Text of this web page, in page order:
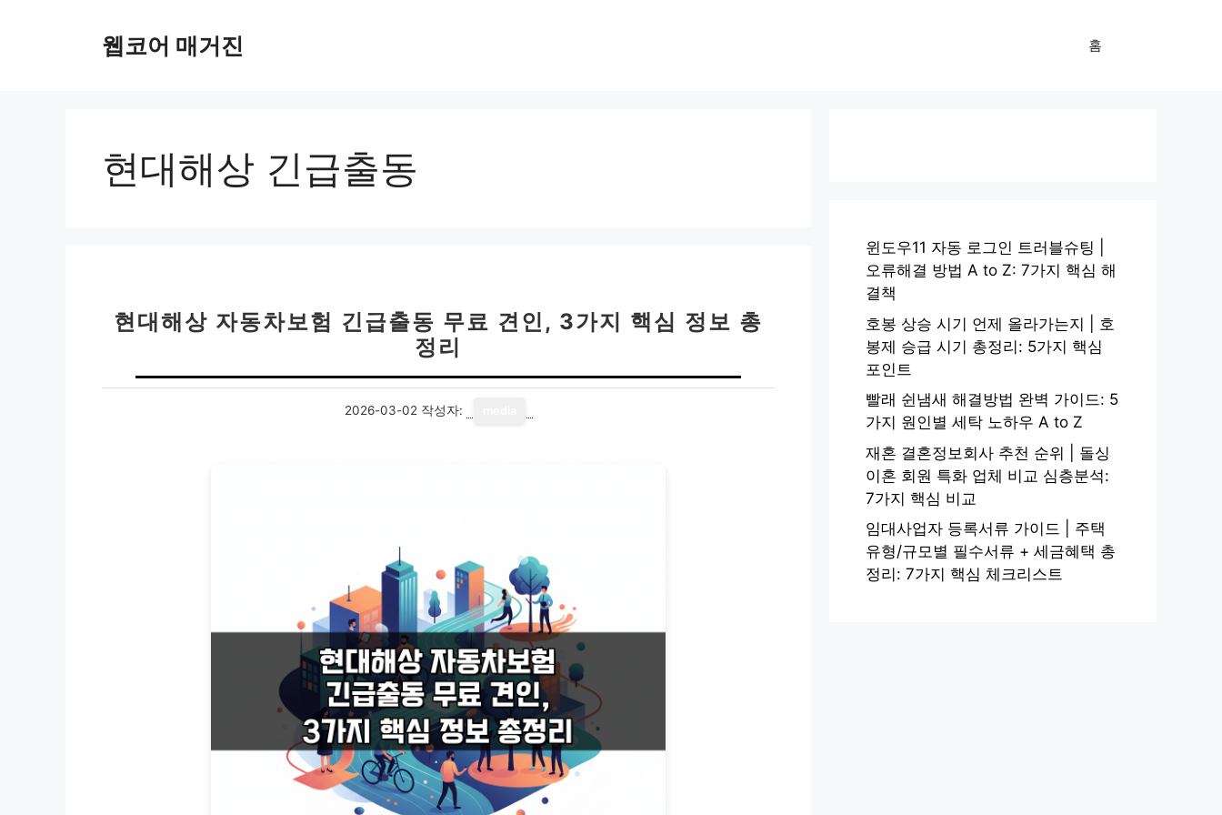
웹코어 매거진 홈
현대해상 긴급출동
현대해상 자동차보험 긴급출동 무료 견인, 3가지 핵심 정보 총
정리
2026-03-02 작성자:
윈도우11 자동 로그인 트러블슈팅 |
오류해결 방법 A to Z: 7가지 핵심 해
결책
호봉 상승 시기 언제 올라가는지 | 호
봉제 승급 시기 총정리: 5가지 핵심
포인트
빨래 쉰냄새 해결방법 완벽 가이드: 5
가지 원인별 세탁 노하우 A to Z
재혼 결혼정보회사 추천 순위 | 돌싱
이혼 회원 특화 업체 비교 심층분석:
7가지 핵심 비교
임대사업자 등록서류 가이드 | 주택
유형/규모별 필수서류 + 세금혜택 총
정리: 7가지 핵심 체크리스트